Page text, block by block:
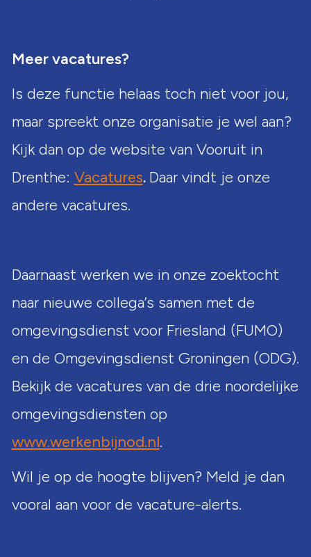
Meer vacatures?
Is deze functie helaas toch niet voor jou,
maar spreekt onze organisatie je wel aan?
Kijk dan op de website van Vooruit in
Drenthe: Vacatures. Daar vindt je onze
andere vacatures.
Daarnaast werken we in onze zoektocht
naar nieuwe collega’s samen met de
omgevingsdienst voor Friesland (FUMO)
en de Omgevingsdienst Groningen (ODG).
Bekijk de vacatures van de drie noordelijke
omgevingsdiensten op
www.werkenbijnod.nl.
Wil je op de hoogte blijven? Meld je dan
vooral aan voor de vacature-alerts.